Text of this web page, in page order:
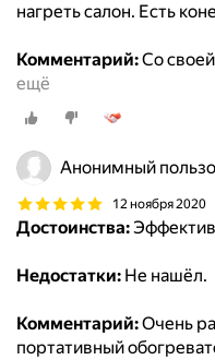
нагреть салон. Есть
Комментарий:Со
ещё
Анонимный
12 ноября 2020
Достоинства:
Недостатки: Не нашёл.
Комментарий:Очень
портативный